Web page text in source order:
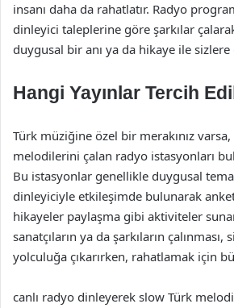
insanı daha da rahatlatır. Radyo
dinleyici taleplerine göre şarkılar
duygusal bir anı ya da hikaye ile
Hangi Yayınlar Tercih
Türk müziğine özel bir merakınız
melodilerini çalan radyo istasyonları
Bu istasyonlar genellikle duygusal
dinleyiciyle etkileşimde bulunarak
hikayeler paylaşma gibi aktiviteler
sanatçıların ya da şarkıların
yolculuğa çıkarırken, rahatlamak için
canlı radyo dinleyerek slow Türk